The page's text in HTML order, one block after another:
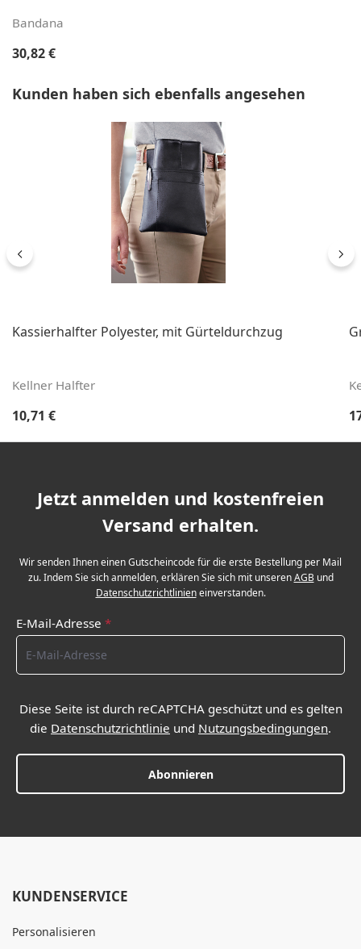
Bandana
Regulärer Preis:
30,82 €
Produktgalerie überspringen
Kunden haben sich ebenfalls angesehen
Kassierhalfter Polyester, mit Gürteldurchzug
Kellner Halfter
Regulärer Preis:
10,71 €
Jetzt anmelden und kostenfreien
Versand erhalten.
Wir senden Ihnen einen Gutscheincode für die erste Bestellung per Mail
zu. Indem Sie sich anmelden, erklären Sie sich mit unserenAGBund
Datenschutzrichtlinieneinverstanden.
E-Mail-Adresse *
Diese Seite ist durch reCAPTCHA geschützt und es gelten
die Datenschutzrichtlinie und Nutzungsbedingungen.
Abonnieren
KUNDENSERVICE
Personalisieren